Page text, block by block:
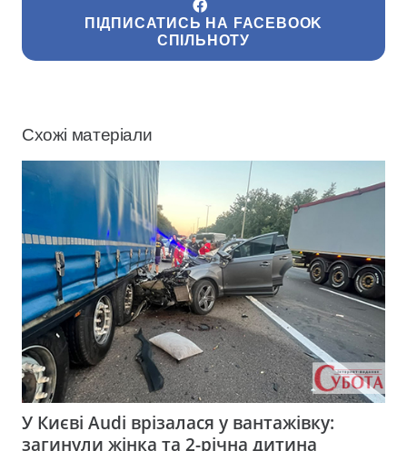
ПІДПИСАТИСЬ НА FACEBOOK
СПІЛЬНОТУ
Схожі матеріали
У Києві Audi врізалася у вантажівку:
загинули жінка та 2-річна дитина